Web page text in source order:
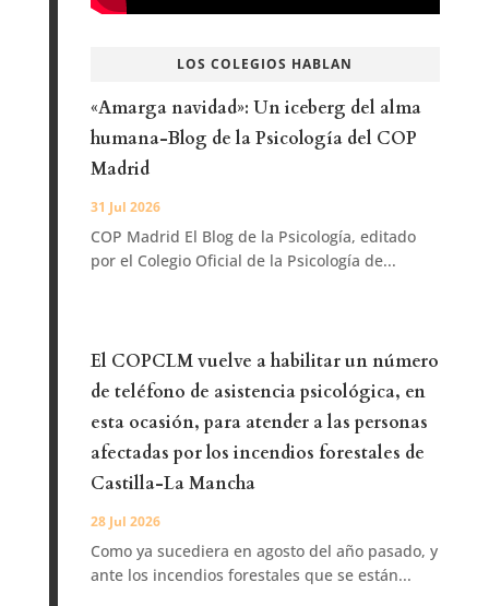
LOS COLEGIOS HABLAN
«Amarga navidad»: Un iceberg del alma
humana-Blog de la Psicología del COP
Madrid
31 Jul 2026
COP Madrid El Blog de la Psicología, editado
por el Colegio Oficial de la Psicología de...
El COPCLM vuelve a habilitar un número
de teléfono de asistencia psicológica, en
esta ocasión, para atender a las personas
afectadas por los incendios forestales de
Castilla-La Mancha
28 Jul 2026
Como ya sucediera en agosto del año pasado, y
ante los incendios forestales que se están...